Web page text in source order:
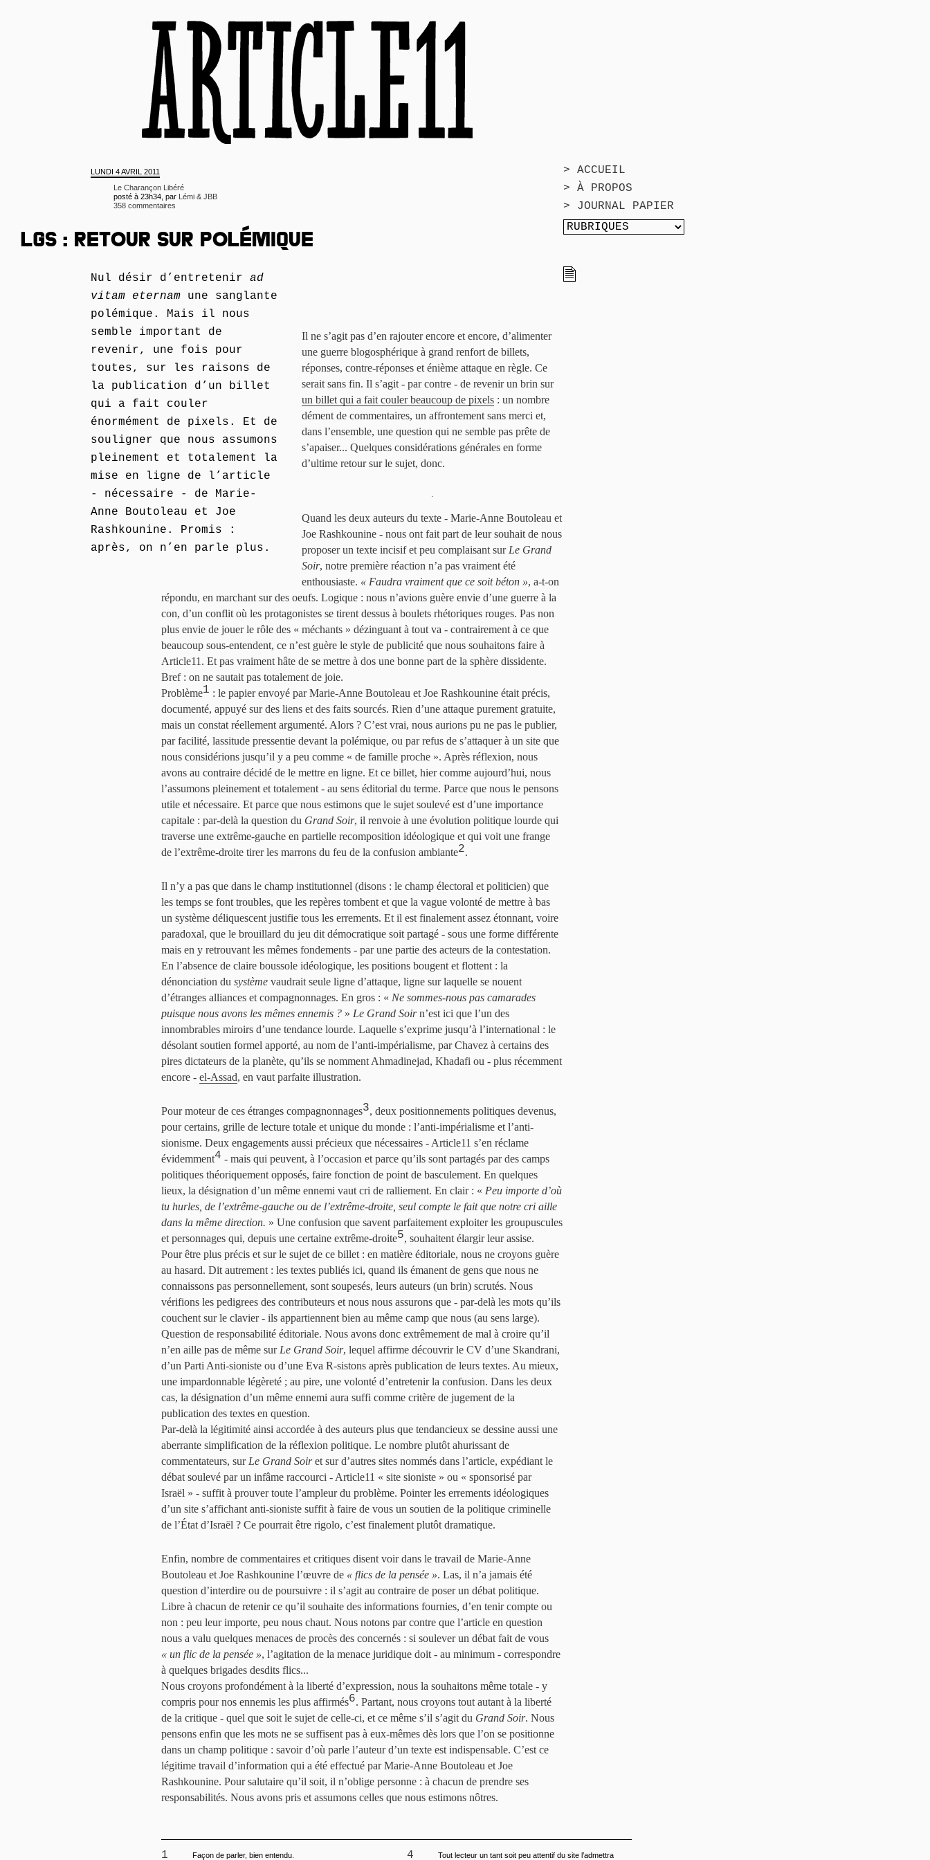
> ACCUEIL
> À PROPOS
> JOURNAL PAPIER
LUNDI 4 AVRIL 2011
Le Charançon Libéré
posté à 23h34, par Lémi & JBB
358 commentaires
LGS : RETOUR SUR POLÉMIQUE
Nul désir d’entretenir ad
vitam eternam une sanglante
polémique. Mais il nous
semble important de
revenir, une fois pour
toutes, sur les raisons de
la publication d’un billet
qui a fait couler
énormément de pixels. Et de
souligner que nous assumons
pleinement et totalement la
mise en ligne de l’article
- nécessaire - de Marie-
Anne Boutoleau et Joe
Rashkounine. Promis :
après, on n’en parle plus.
Il ne s’agit pas d’en rajouter encore et encore, d’alimenter
une guerre blogosphérique à grand renfort de billets,
réponses, contre-réponses et énième attaque en règle. Ce
serait sans fin. Il s’agit - par contre - de revenir un brin sur
un billet qui a fait couler beaucoup de pixels : un nombre
dément de commentaires, un affrontement sans merci et,
dans l’ensemble, une question qui ne semble pas prête de
s’apaiser... Quelques considérations générales en forme
d’ultime retour sur le sujet, donc.
Quand les deux auteurs du texte - Marie-Anne Boutoleau et
Joe Rashkounine - nous ont fait part de leur souhait de nous
proposer un texte incisif et peu complaisant sur Le Grand
Soir, notre première réaction n’a pas vraiment été
enthousiaste. « Faudra vraiment que ce soit béton », a-t-on
répondu, en marchant sur des oeufs. Logique : nous n’avions guère envie d’une guerre à la
con, d’un conflit où les protagonistes se tirent dessus à boulets rhétoriques rouges. Pas non
plus envie de jouer le rôle des « méchants » dézinguant à tout va - contrairement à ce que
beaucoup sous-entendent, ce n’est guère le style de publicité que nous souhaitons faire à
Article11. Et pas vraiment hâte de se mettre à dos une bonne part de la sphère dissidente.
Bref : on ne sautait pas totalement de joie.
Problème1 : le papier envoyé par Marie-Anne Boutoleau et Joe Rashkounine était précis,
documenté, appuyé sur des liens et des faits sourcés. Rien d’une attaque purement gratuite,
mais un constat réellement argumenté. Alors ? C’est vrai, nous aurions pu ne pas le publier,
par facilité, lassitude pressentie devant la polémique, ou par refus de s’attaquer à un site que
nous considérions jusqu’il y a peu comme « de famille proche ». Après réflexion, nous
avons au contraire décidé de le mettre en ligne. Et ce billet, hier comme aujourd’hui, nous
l’assumons pleinement et totalement - au sens éditorial du terme. Parce que nous le pensons
utile et nécessaire. Et parce que nous estimons que le sujet soulevé est d’une importance
capitale : par-delà la question du Grand Soir, il renvoie à une évolution politique lourde qui
traverse une extrême-gauche en partielle recomposition idéologique et qui voit une frange
de l’extrême-droite tirer les marrons du feu de la confusion ambiante2.
Il n’y a pas que dans le champ institutionnel (disons : le champ électoral et politicien) que
les temps se font troubles, que les repères tombent et que la vague volonté de mettre à bas
un système déliquescent justifie tous les errements. Et il est finalement assez étonnant, voire
paradoxal, que le brouillard du jeu dit démocratique soit partagé - sous une forme différente
mais en y retrouvant les mêmes fondements - par une partie des acteurs de la contestation.
En l’absence de claire boussole idéologique, les positions bougent et flottent : la
dénonciation du système vaudrait seule ligne d’attaque, ligne sur laquelle se nouent
d’étranges alliances et compagnonnages. En gros : « Ne sommes-nous pas camarades
puisque nous avons les mêmes ennemis ? » Le Grand Soirn’est ici que l’un des
innombrables miroirs d’une tendance lourde. Laquelle s’exprime jusqu’à l’international : le
désolant soutien formel apporté, au nom de l’anti-impérialisme, par Chavez à certains des
pires dictateurs de la planète, qu’ils se nomment Ahmadinejad, Khadafi ou - plus récemment
encore - el-Assad, en vaut parfaite illustration.
Pour moteur de ces étranges compagnonnages3, deux positionnements politiques devenus,
pour certains, grille de lecture totale et unique du monde : l’anti-impérialisme et l’anti-
sionisme. Deux engagements aussi précieux que nécessaires - Article11 s’en réclame
évidemment4 - mais qui peuvent, à l’occasion et parce qu’ils sont partagés par des camps
politiques théoriquement opposés, faire fonction de point de basculement. En quelques
lieux, la désignation d’un même ennemi vaut cri de ralliement. En clair : « Peu importe d’où
tu hurles, de l’extrême-gauche ou de l’extrême-droite, seul compte le fait que notre cri aille
dans la même direction. » Une confusion que savent parfaitement exploiter les groupuscules
et personnages qui, depuis une certaine extrême-droite5, souhaitent élargir leur assise.
Pour être plus précis et sur le sujet de ce billet : en matière éditoriale, nous ne croyons guère
au hasard. Dit autrement : les textes publiés ici, quand ils émanent de gens que nous ne
connaissons pas personnellement, sont soupesés, leurs auteurs (un brin) scrutés. Nous
vérifions les pedigrees des contributeurs et nous nous assurons que - par-delà les mots qu’ils
couchent sur le clavier - ils appartiennent bien au même camp que nous (au sens large).
Question de responsabilité éditoriale. Nous avons donc extrêmement de mal à croire qu’il
n’en aille pas de même sur Le Grand Soir, lequel affirme découvrir le CV d’une Skandrani,
d’un Parti Anti-sioniste ou d’une Eva R-sistons après publication de leurs textes. Au mieux,
une impardonnable légèreté ; au pire, une volonté d’entretenir la confusion. Dans les deux
cas, la désignation d’un même ennemi aura suffi comme critère de jugement de la
publication des textes en question.
Par-delà la légitimité ainsi accordée à des auteurs plus que tendancieux se dessine aussi une
aberrante simplification de la réflexion politique. Le nombre plutôt ahurissant de
commentateurs, sur Le Grand Soiret sur d’autres sites nommés dans l’article, expédiant le
débat soulevé par un infâme raccourci - Article11 « site sioniste » ou « sponsorisé par
Israël » - suffit à prouver toute l’ampleur du problème. Pointer les errements idéologiques
d’un site s’affichant anti-sioniste suffit à faire de vous un soutien de la politique criminelle
de l’État d’Israël ? Ce pourrait être rigolo, c’est finalement plutôt dramatique.
Enfin, nombre de commentaires et critiques disent voir dans le travail de Marie-Anne
Boutoleau et Joe Rashkounine l’œuvre de « flics de la pensée ». Las, il n’a jamais été
question d’interdire ou de poursuivre : il s’agit au contraire de poser un débat politique.
Libre à chacun de retenir ce qu’il souhaite des informations fournies, d’en tenir compte ou
non : peu leur importe, peu nous chaut. Nous notons par contre que l’article en question
nous a valu quelques menaces de procès des concernés : si soulever un débat fait de vous
« un flic de la pensée », l’agitation de la menace juridique doit - au minimum - correspondre
à quelques brigades desdits flics...
Nous croyons profondément à la liberté d’expression, nous la souhaitons même totale - y
compris pour nos ennemis les plus affirmés6. Partant, nous croyons tout autant à la liberté
de la critique - quel que soit le sujet de celle-ci, et ce même s’il s’agit du Grand Soir. Nous
pensons enfin que les mots ne se suffisent pas à eux-mêmes dès lors que l’on se positionne
dans un champ politique : savoir d’où parle l’auteur d’un texte est indispensable. C’est ce
légitime travail d’information qui a été effectué par Marie-Anne Boutoleau et Joe
Rashkounine. Pour salutaire qu’il soit, il n’oblige personne : à chacun de prendre ses
responsabilités. Nous avons pris et assumons celles que nous estimons nôtres.
1 Façon de parler, bien entendu. 4
Tout lecteur un tant soit peu attentif du site l’admettra